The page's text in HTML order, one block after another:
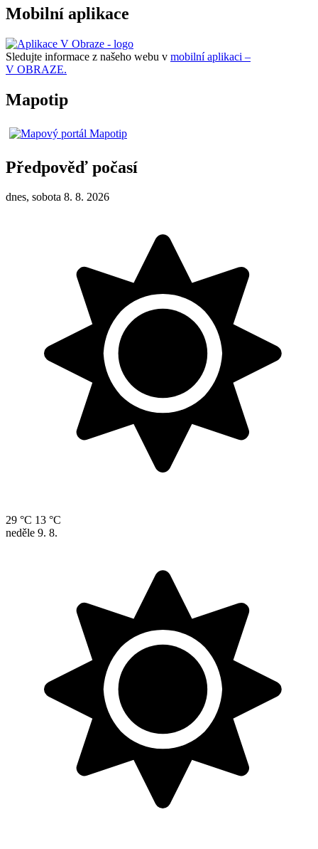
Mobilní aplikace
Sledujte informace z našeho webu v mobilní aplikaci –
V OBRAZE.
Mapotip
Předpověď počasí
dnes, sobota 8. 8. 2026
29 °C 13 °C
neděle 9. 8.